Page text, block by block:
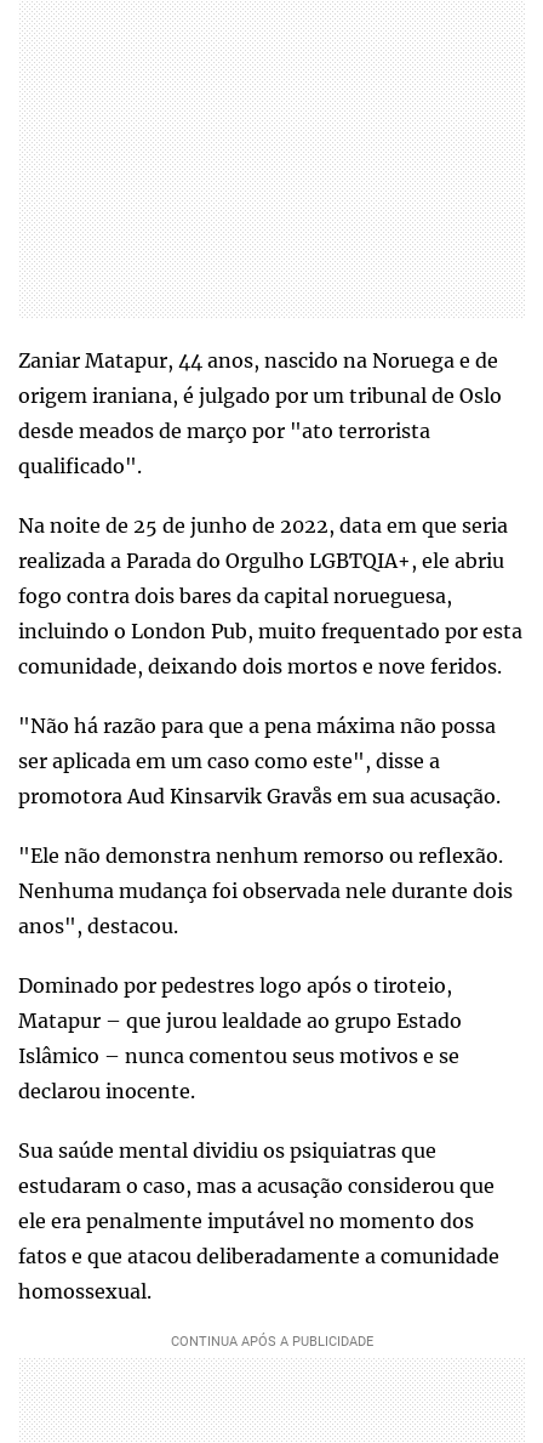
Zaniar Matapur, 44 anos, nascido na Noruega e de
origem iraniana, é julgado por um tribunal de Oslo
desde meados de março por "ato terrorista
qualificado".
Na noite de 25 de junho de 2022, data em que seria
realizada a Parada do Orgulho LGBTQIA+, ele abriu
fogo contra dois bares da capital norueguesa,
incluindo o London Pub, muito frequentado por esta
comunidade, deixando dois mortos e nove feridos.
"Não há razão para que a pena máxima não possa
ser aplicada em um caso como este", disse a
promotora Aud Kinsarvik Gravås em sua acusação.
"Ele não demonstra nenhum remorso ou reflexão.
Nenhuma mudança foi observada nele durante dois
anos", destacou.
Dominado por pedestres logo após o tiroteio,
Matapur – que jurou lealdade ao grupo Estado
Islâmico – nunca comentou seus motivos e se
declarou inocente.
Sua saúde mental dividiu os psiquiatras que
estudaram o caso, mas a acusação considerou que
ele era penalmente imputável no momento dos
fatos e que atacou deliberadamente a comunidade
homossexual.